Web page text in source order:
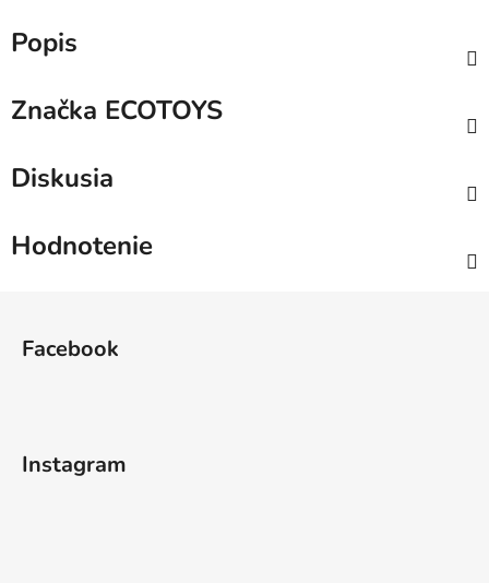
Popis
Značka ECOTOYS
Diskusia
Hodnotenie
Facebook
Instagram